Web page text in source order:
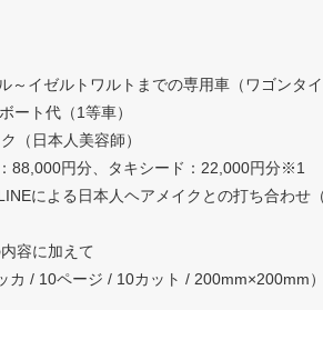
～イゼルトワルトまでの専用車（ワゴンタ
ート代（1等車）
（日本人美容師）
88,000円分、タキシード：22,000円分※1
による日本人ヘアメイクとの打ち合わせ（
容に加えて
カ / 10ページ / 10カット / 200mm×200mm）